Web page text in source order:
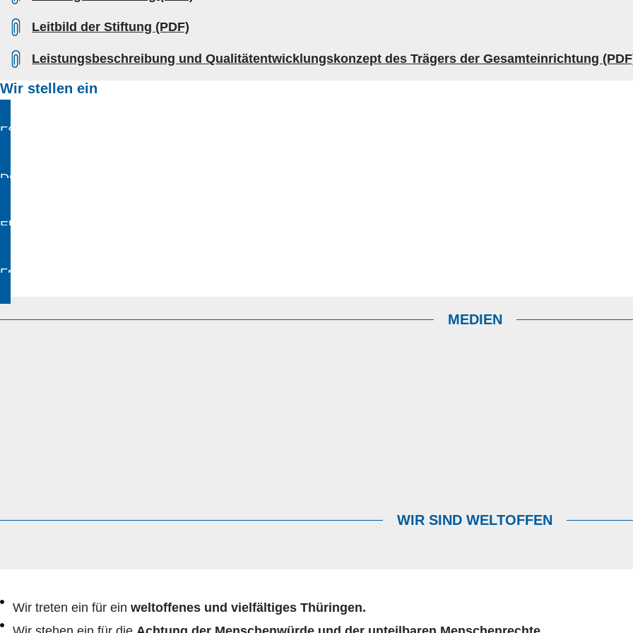
Leitbild der Stiftung (PDF)
Leistungsbeschreibung und Qualitätentwicklungskonzept des Trägers der Gesamteinrichtung
Wir stellen ein
FSJ / Praktikum
Duales Studium
Ehrenamt
Freie Stellen
MEDIEN
WIR SIND WELTOFFEN
Wir treten ein für ein weltoffenes und vielfältiges Thüringen.